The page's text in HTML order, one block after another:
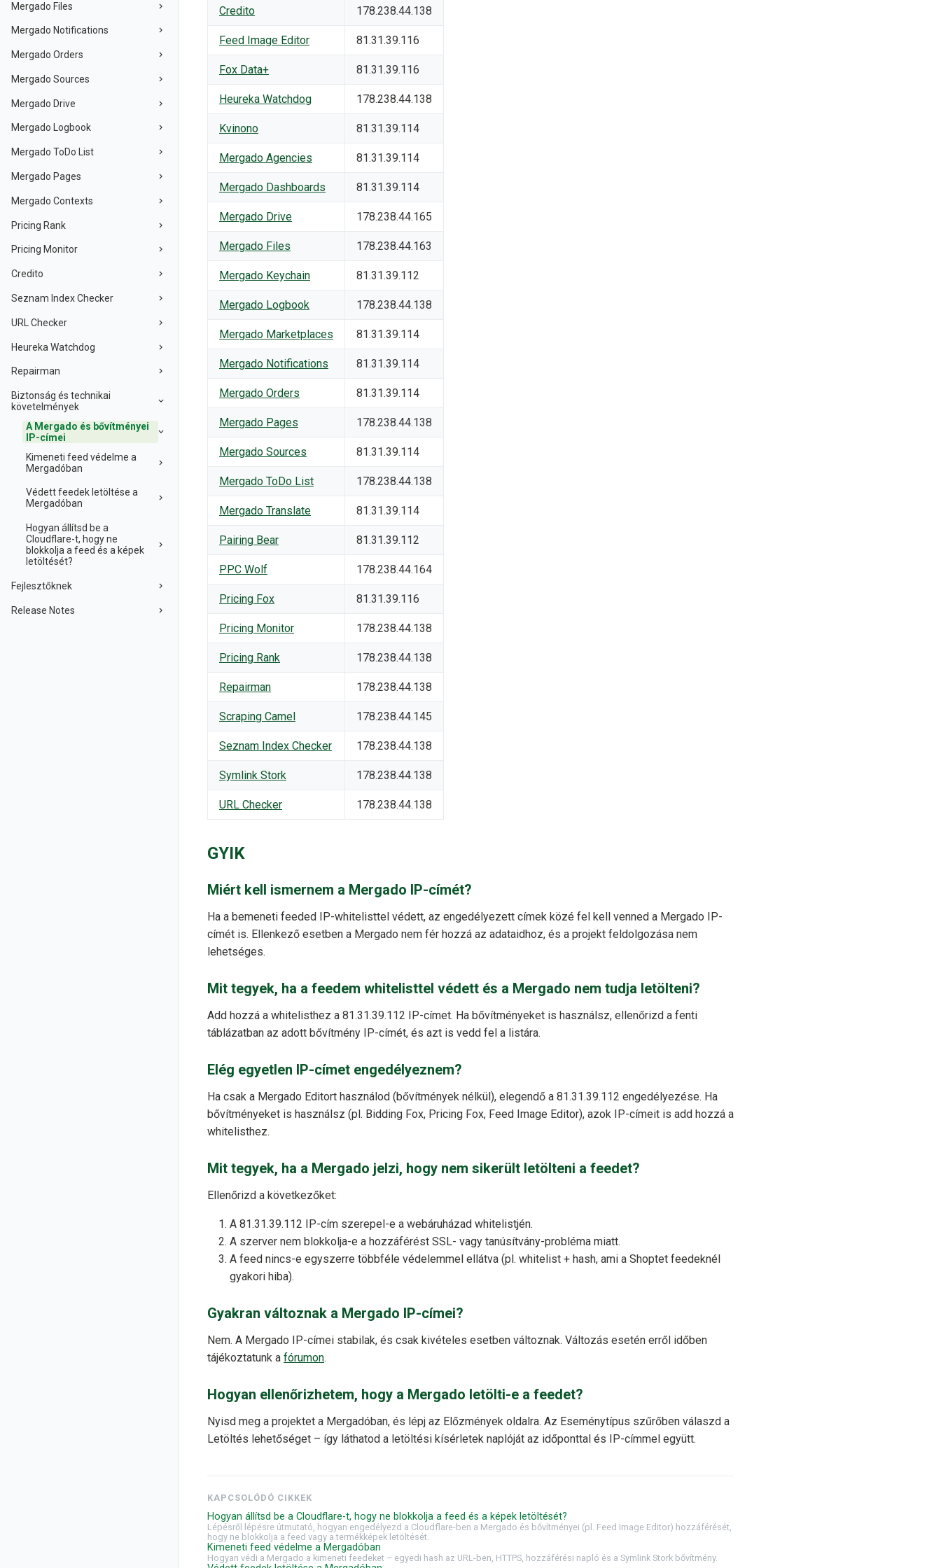
Mergado Files
Mergado Notifications
Mergado Orders
Mergado Sources
Mergado Drive
Mergado Logbook
Mergado ToDo List
Mergado Pages
Mergado Contexts
Pricing Rank
Pricing Monitor
Credito
Seznam Index Checker
URL Checker
Heureka Watchdog
Repairman
Biztonság és technikai
követelmények
A Mergado és bővítményei
IP-címei
Kimeneti feed védelme a
Mergadóban
Védett feedek letöltése a
Mergadóban
Hogyan állítsd be a
Cloudflare-t, hogy ne
blokkolja a feed és a képek
letöltését?
Fejlesztőknek
Release Notes
Credito 178.238.44.138
Feed Image Editor 81.31.39.116
Fox Data+ 81.31.39.116
Heureka Watchdog 178.238.44.138
Kvinono 81.31.39.114
Mergado Agencies 81.31.39.114
Mergado Dashboards 81.31.39.114
Mergado Drive 178.238.44.165
Mergado Files 178.238.44.163
Mergado Keychain 81.31.39.112
Mergado Logbook 178.238.44.138
Mergado Marketplaces 81.31.39.114
Mergado Notifications 81.31.39.114
Mergado Orders 81.31.39.114
Mergado Pages 178.238.44.138
Mergado Sources 81.31.39.114
Mergado ToDo List 178.238.44.138
Mergado Translate 81.31.39.114
Pairing Bear 81.31.39.112
PPC Wolf 178.238.44.164
Pricing Fox 81.31.39.116
Pricing Monitor 178.238.44.138
Pricing Rank 178.238.44.138
Repairman 178.238.44.138
Scraping Camel 178.238.44.145
Seznam Index Checker 178.238.44.138
Symlink Stork 178.238.44.138
URL Checker 178.238.44.138
GYIK
Miért kell ismernem a Mergado IP-címét?
Ha a bemeneti feeded IP-whitelisttel védett, az engedélyezett címek közé fel kell venned a Mergado IP-
címét is. Ellenkező esetben a Mergado nem fér hozzá az adataidhoz, és a projekt feldolgozása nem
lehetséges.
Mit tegyek, ha a feedem whitelisttel védett és a Mergado nem tudja letölteni?
Add hozzá a whitelisthez a 81.31.39.112 IP-címet. Ha bővítményeket is használsz, ellenőrizd a fenti
táblázatban az adott bővítmény IP-címét, és azt is vedd fel a listára.
Elég egyetlen IP-címet engedélyeznem?
Ha csak a Mergado Editort használod (bővítmények nélkül), elegendő a 81.31.39.112 engedélyezése. Ha
bővítményeket is használsz (pl. Bidding Fox, Pricing Fox, Feed Image Editor), azok IP-címeit is add hozzá a
whitelisthez.
Mit tegyek, ha a Mergado jelzi, hogy nem sikerült letölteni a feedet?
Ellenőrizd a következőket:
A 81.31.39.112 IP-cím szerepel-e a webáruházad whitelistjén.
A szerver nem blokkolja-e a hozzáférést SSL- vagy tanúsítvány-probléma miatt.
A feed nincs-e egyszerre többféle védelemmel ellátva (pl. whitelist + hash, ami a Shoptet feedeknél
gyakori hiba).
Gyakran változnak a Mergado IP-címei?
Nem. A Mergado IP-címei stabilak, és csak kivételes esetben változnak. Változás esetén erről időben
tájékoztatunk a fórumon.
Hogyan ellenőrizhetem, hogy a Mergado letölti-e a feedet?
Nyisd meg a projektet a Mergadóban, és lépj az Előzmények oldalra. Az Eseménytípus szűrőben válaszd a
Letöltés lehetőséget – így láthatod a letöltési kísérletek naplóját az időponttal és IP-címmel együtt.
KAPCSOLÓDÓ CIKKEK
Hogyan állítsd be a Cloudflare-t, hogy ne blokkolja a feed és a képek letöltését?
Lépésről lépésre útmutató, hogyan engedélyezd a Cloudflare-ben a Mergado és bővítményei (pl. Feed Image Editor) hozzáférését,
hogy ne blokkolja a feed vagy a termékképek letöltését.
Kimeneti feed védelme a Mergadóban
Hogyan védi a Mergado a kimeneti feedeket – egyedi hash az URL-ben, HTTPS, hozzáférési napló és a Symlink Stork bővítmény.